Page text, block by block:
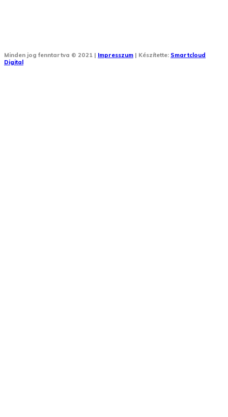
Minden jog fenntartva © 2021 | Impresszum | Készítette: Smartcloud
Digital